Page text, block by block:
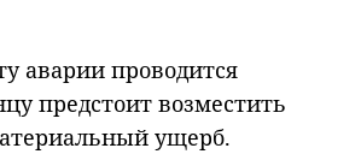
аварии проводится
предстоит возместить
ущерб.